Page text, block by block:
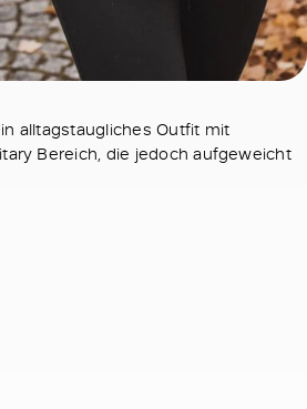
alltagstaugliches Outfit mit
Bereich, die jedoch aufgeweicht